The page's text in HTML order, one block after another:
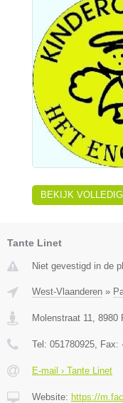
BEKIJK
Tante Linet
Niet gevestigd in de
West-Vlaanderen »
Molenstraat 11 8980
Tel: 051780925 , Fax:
E-mail › Tante Linet
Website: https://